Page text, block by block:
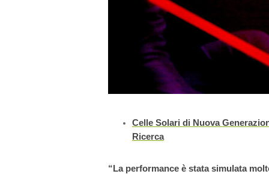
Celle Solari di Nuova
Ricerca
“La performance è stata simulata